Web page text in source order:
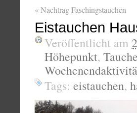
«Nachtrag Faschingstauchen
Eistauchen
Veröffentlicht am
Höhepunkt,
Tags: eistauchen,